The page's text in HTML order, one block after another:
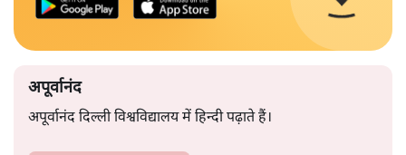
अपूर्वानंद
अपूर्वानंद दिल्ली विश्वविद्यालय में हिन्दी पढ़ाते हैं।